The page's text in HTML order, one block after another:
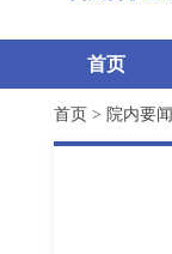
首页
首页 > 院内要闻